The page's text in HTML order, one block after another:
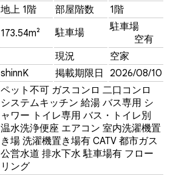
地上 1階 部屋階数
1階
173.54m² 駐車場
駐車場
空有
現況
空家
shinnK 掲載期限日 2026/08/10
ペット不可 ガスコンロ 二口コンロ
システムキッチン 給湯 バス専用 シ
ャワー トイレ専用 バス・トイレ別
温水洗浄便座 エアコン 室内洗濯機置
き場 洗濯機置き場有 CATV 都市ガス
公営水道 排水下水 駐車場有 フロー
リング